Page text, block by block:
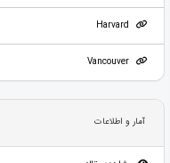
Vancouver
آمار و اطلاعات